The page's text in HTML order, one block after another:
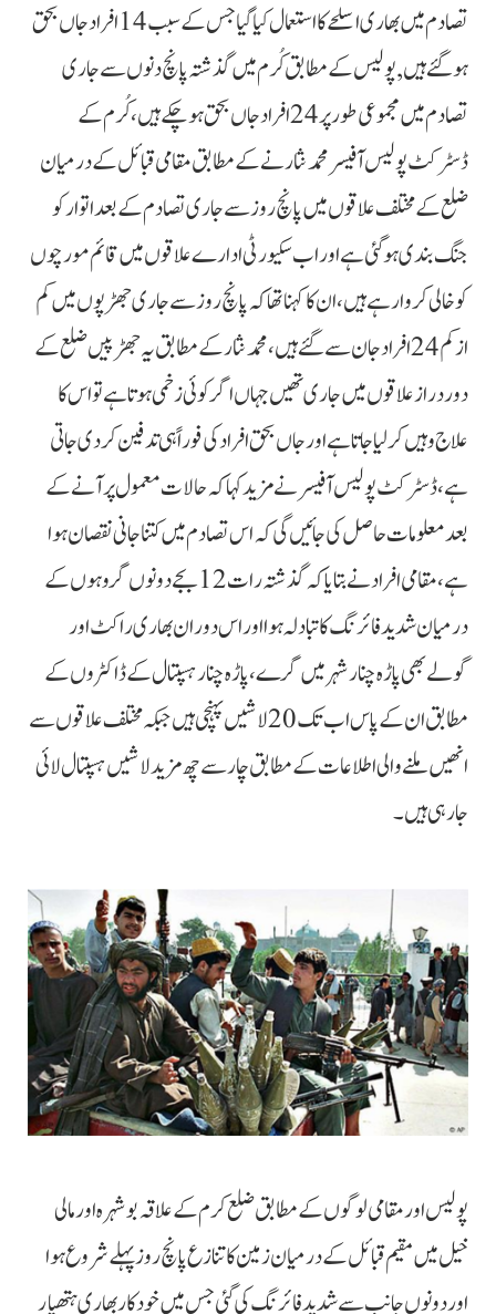
تصادم میں بھاری اسلحے کا استعمال کیا گیا جس کے سبب 14 افراد جاں بحق
ہوگئے ہیں, پولیس کے مطابق کُرم میں گذشتہ پانچ دنوں سے جاری
تصادم میں مجموعی طور پر 24 افراد جاں بحق ہوچکے ہیں، کُرم کے
ڈسٹرکٹ پولیس آفیسر محمد نثار نے کے مطابق مقامی قبائل کے درمیان
ضلع کے مختلف علاقوں میں پانچ روز سے جاری تصادم کے بعد اتوار کو
جنگ بندی ہو گئی ہے اور اب سکیورٹی ادارے علاقوں میں قائم مورچوں
کو خالی کروا رہے ہیں، ان کا کہنا تھا کہ پانچ روز سے جاری جھڑپوں میں کم
از کم 24 افراد جان سے گئے ہیں، محمد نثار کے مطابق یہ جھڑپیں ضلع کے
دور دراز علاقوں میں جاری تھیں جہاں اگر کوئی زخمی ہوتا ہے تو اس کا
علاج وہیں کر لیا جاتا ہے اور جاں بحق افراد کی فوراً ہی تدفین کردی جاتی
ہے، ڈسٹرکٹ پولیس آفیسر نے مزید کہا کہ حالات معمول پر آنے کے
بعد معلومات حاصل کی جائیں گی کہ اس تصادم میں کتنا جانی نقصان ہوا
ہے، مقامی افراد نے بتایا کہ گذشتہ رات 12 بجے دونوں گروہوں کے
درمیان شدید فائرنگ کا تبادلہ ہوا اور اس دوران بھاری راکٹ اور
گولے بھی پاڑہ چنار شہر میں گرے، پاڑہ چنار ہسپتال کے ڈاکٹروں کے
مطابق ان کے پاس اب تک 20 لاشیں پہنچی ہیں جبکہ مختلف علاقوں سے
انھیں ملنے والی اطلاعات کے مطابق چار سے چھ مزید لاشیں ہسپتال لائی
جا رہی ہیں۔
پولیس اور مقامی لوگوں کے مطابق ضلع کرم کے علاقہ بوشہرہ اور مالی
خیل میں مقیم قبائل کے درمیان زمین کا تنازع پانچ روز پہلے شروع ہوا
اور دونوں جانب سے شدید فائرنگ کی گئی جس میں خود کار بھاری ہتھیار